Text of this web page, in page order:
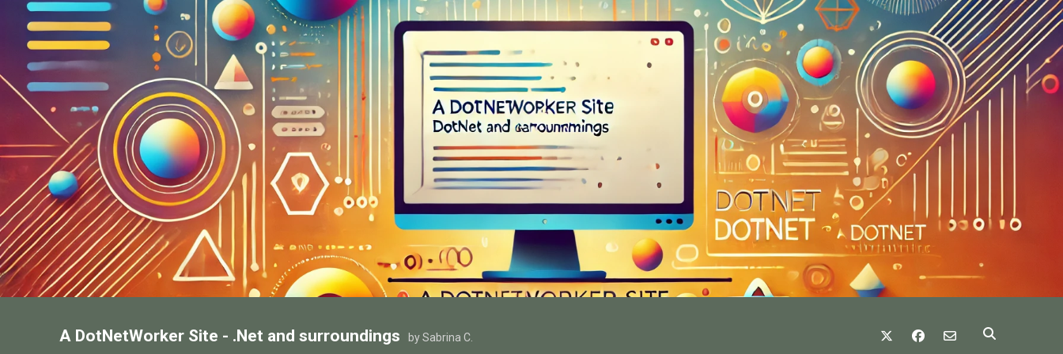
A DotNetWorker Site - .Net and surroundings by Sabrina C.
twitter facebook
email-form